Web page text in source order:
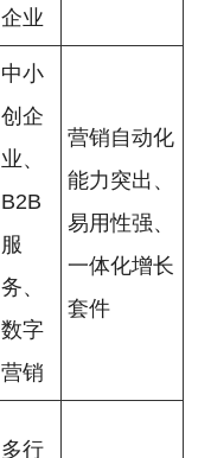
企业
中小
创企
业、
B2B
服
务、
数字
营销
营销自动化
能力突出、
易用性强、
一体化增长
套件
多行